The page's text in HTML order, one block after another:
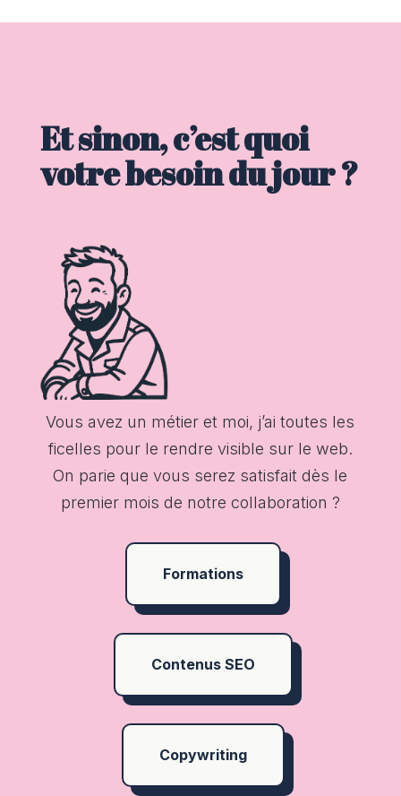
Et sinon, c’est quoi
votre besoin du jour ?
Vous avez un métier et moi, j’ai toutes les
ficelles pour le rendre visible sur le web.
On parie que vous serez satisfait dès le
premier mois de notre collaboration ?
Formations
Contenus SEO
Copywriting